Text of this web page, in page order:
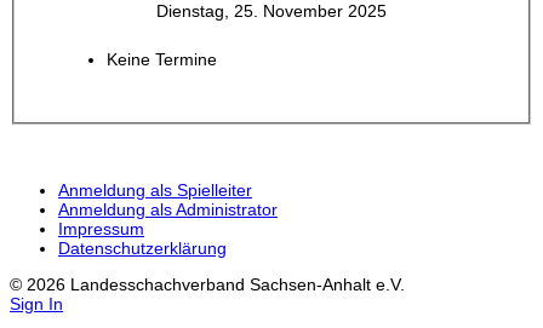
Dienstag, 25. November 2025
Keine Termine
Anmeldung als Spielleiter
Anmeldung als Administrator
Impressum
Datenschutzerklärung
© 2026 Landesschachverband Sachsen-Anhalt e.V.
Sign In